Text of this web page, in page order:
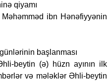
qiyamı
ibn Hənəfiyyənin
başlanması
beytin (ə) hüzn ayının ilk
və mələklər Əhli-beytin